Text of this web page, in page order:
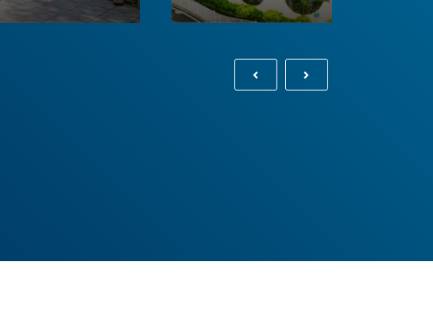
广东高宏建设监理有限公司是一家隶属于华南师范大学的广东省高教建筑规划设计
位。